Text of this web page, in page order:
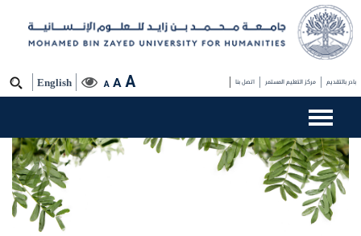
English A A A بادر بالتقديم مركز التعليم المستمر اتصل بنا